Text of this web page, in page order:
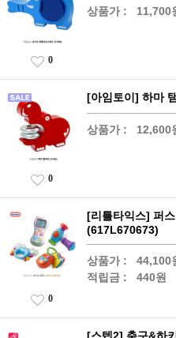
상품가 : 11,700
0
[아임토이] 하마
상품가 : 12,600
0
[리틀타익스] 퍼
(617L670673)
상품가 : 44,100
적립금 : 440원
0